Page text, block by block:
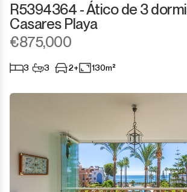
R5394364 - Ático de 3
Casares Playa
€875,000
3 3 2+ 130m²